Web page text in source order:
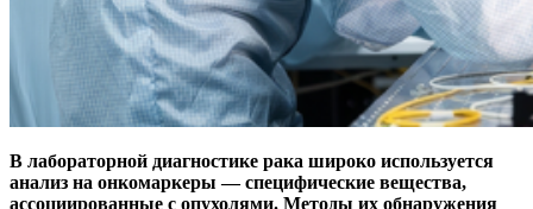
В лабораторной диагностике рака широко используется
анализ на онкомаркеры — ​специфические вещества,
ассоциированные с опухолями. Методы их обнаружения